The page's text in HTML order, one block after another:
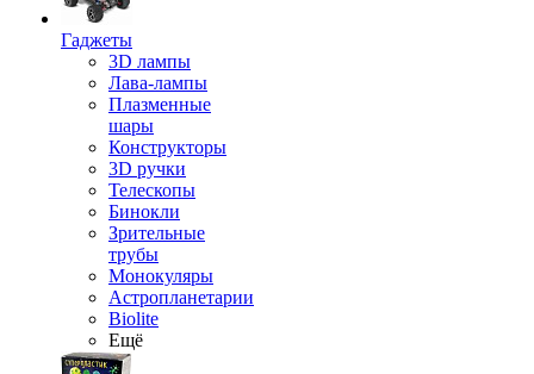
Гаджеты
3D лампы
Лава-лампы
Плазменные
шары
Конструкторы
3D ручки
Телескопы
Бинокли
Зрительные
трубы
Монокуляры
Астропланетарии
Biolite
Ещё